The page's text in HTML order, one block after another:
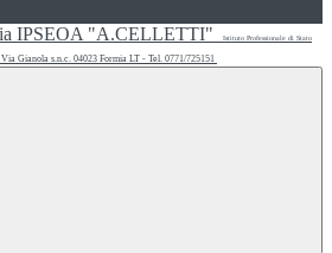
IPSEOA "A.CELLETTI" Istituto Professionale di Stato
Via Gianola s.n.c. 04023 Formia LT - Tel. 0771/725151